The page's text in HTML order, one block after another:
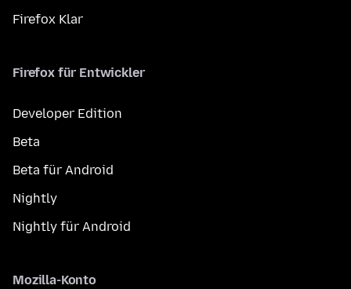
Firefox Klar
Firefox für Entwickler
Developer Edition
Beta
Beta für Android
Nightly
Nightly für Android
Mozilla-Konto